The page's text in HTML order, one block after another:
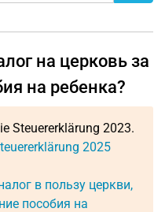
на церковь за
на ребенка?
Steuererklärung 2023.
2025
в пользу церкви,
пособия на